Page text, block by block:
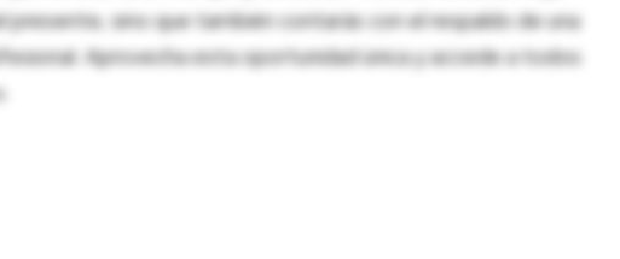
sino que también contarás con el respaldo de una
Aprovecha esta oportunidad única y accede a todos